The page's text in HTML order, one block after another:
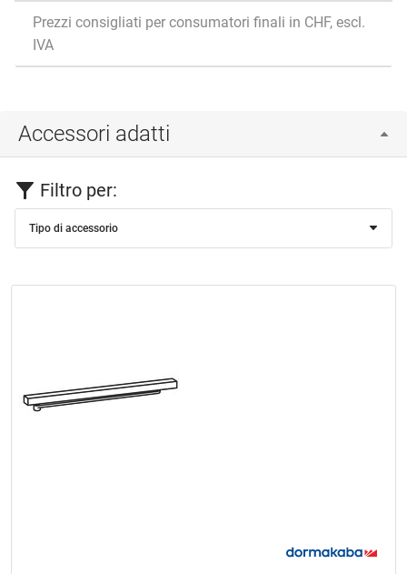
Prezzi consigliati per consumatori finali in CHF, escl.
IVA
Accessori adatti
Filtro per:
Tipo di accessorio